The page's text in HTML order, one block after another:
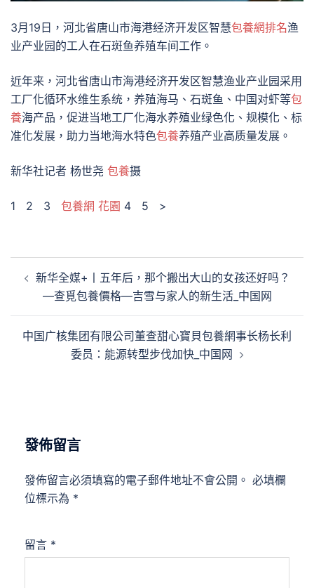
3月19日，河北省唐山市海港经济开发区智慧包養網排名渔
业产业园的工人在石斑鱼养殖车间工作。
近年来，河北省唐山市海港经济开发区智慧渔业产业园采用
工厂化循环水维生系统，养殖海马、石斑鱼、中国对虾等包
養海产品，促进当地工厂化海水养殖业绿色化、规模化、标
准化发展，助力当地海水特色包養养殖产业高质量发展。
新华社记者 杨世尧 包養摄
1 2 3 包養網 花園 4 5 >
章
新华全媒+丨五年后，那个搬出大山的女孩还好吗？
—查覓包養價格—吉雪与家人的新生活_中国网
中国广核集团有限公司董查甜心寶貝包養網事长杨长利
委员：能源转型步伐加快_中国网
發佈留言
發佈留言必須填寫的電子郵件地址不會公開。 必填欄
位標示為 *
留言 *